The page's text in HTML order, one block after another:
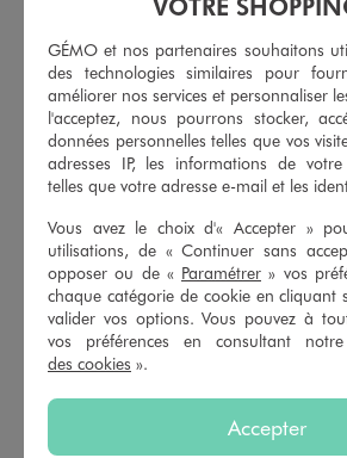
Body manches longues motifs coeurs bébé fille (lot de 3)
9,99 €
AJOUTERAU PANIER
Bodies manches
5
GÉMO et nos partenaires souhaitons
des technologies similaires pour
améliorer nos services et personnaliser
l'acceptez, nous pourrons stocker,
données personnelles telles que vos
adresses IP, les informations de
telles que votre adresse e-mail et les
Vous avez le choix d'« Accepter »
utilisations, de « Continuer sans
opposer ou de « Paramétrer » vos
chaque catégorie de cookie en cliquant
valider vos options. Vous pouvez à
vos préférences en consultant
des cookies ».
Accepter